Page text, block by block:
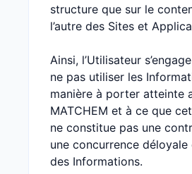
structure que sur le
l’autre des Sites et
Ainsi, l’Utilisateur
ne pas utiliser les
manière à porter atteinte
MATCHEM et à ce que
ne constitue pas une
une concurrence
des Informations.